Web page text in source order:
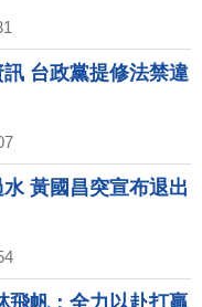
台政黨提修法禁違
黃國昌突宣布退出